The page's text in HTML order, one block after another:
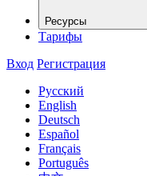
Ресурсы
Тарифы
Вход Регистрация
Русский
English
Deutsch
Español
Français
Português